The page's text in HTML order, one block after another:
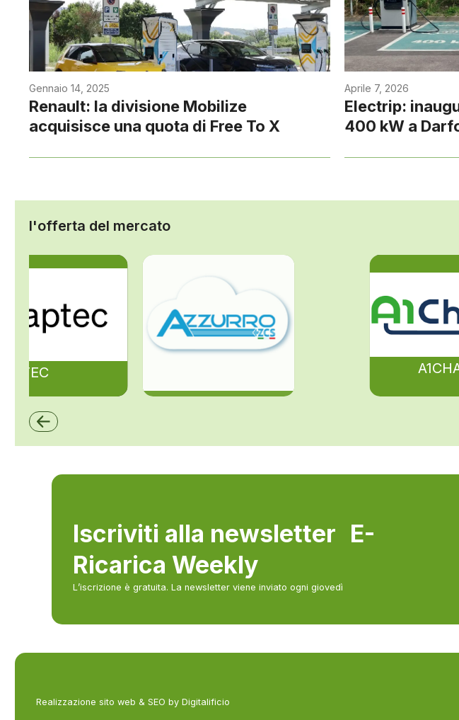
Gennaio 14, 2025
Renault: la divisione Mobilize
acquisisce una quota di Free To X
Aprile 7, 2026
Electrip:
400 kW a
l'offerta del mercato
ZCS Azzurro
Iscriviti alla newsletter E-
Ricarica Weekly
L’iscrizione è gratuita. La newsletter viene inviato ogni giovedì
Realizzazione sito web & SEO by Digitalificio